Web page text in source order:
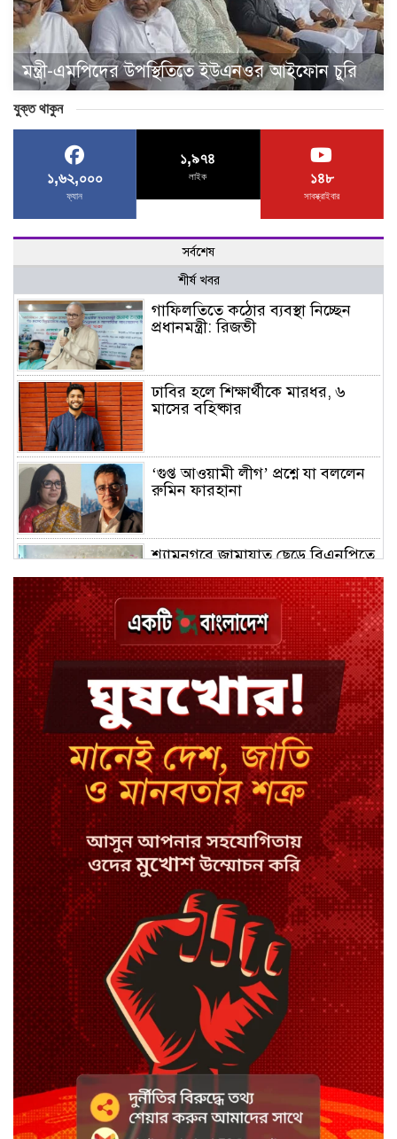
মন্ত্রী-এমপিদের উপস্থিতিতে ইউএনওর আইফোন চুরি
যুক্ত থাকুন
১,৬২,০০০
ফ্যান
১,৯৭৪
লাইক ১৪৮
সাবস্ক্রাইবার
সর্বশেষ
শীর্ষ খবর
গাফিলতিতে কঠোর ব্যবস্থা নিচ্ছেন
প্রধানমন্ত্রী: রিজভী
ঢাবির হলে শিক্ষার্থীকে মারধর, ৬
মাসের বহিষ্কার
‘গুপ্ত আওয়ামী লীগ’ প্রশ্নে যা বললেন
রুমিন ফারহানা
শ্যামনগরে জামায়াত ছেড়ে বিএনপিতে
ঢাকায় হালকা বৃষ্টির সম্ভাবনা, বাড়তে
পারে তাপমাত্রা
মন্ত্রী-এমপিদের উপস্থিতিতে ইউএনওর
আইফোন চুরি
সিরাজগঞ্জে বাস ট্রাক দুর্ঘটনা, চালকসহ
নিহত ২
স্পিকারের নামে জাল ডিও, প্রতারণার
অভিযোগে এসিল্যান্ডের বিরুদ্ধে মামলা
সাদা না বাদামি চিনি, কোনটি ভালো?
হাসানের ৪ উইকেটের দিনে ধুঁকছে
বাংলাদেশ